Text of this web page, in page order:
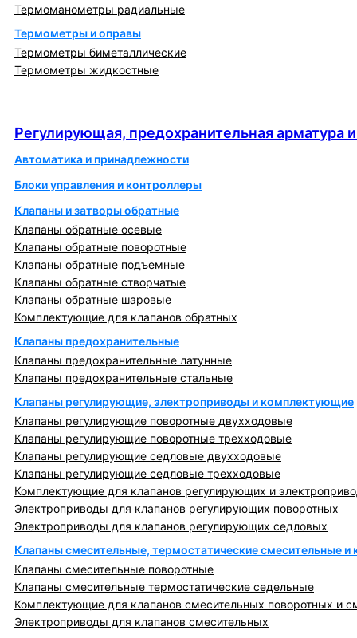
Термоманометры радиальные
Термометры и оправы
Термометры биметаллические
Термометры жидкостные
Регулирующая, предохранительная арматура
Автоматика и принадлежности
Блоки управления и контроллеры
Клапаны и затворы обратные
Клапаны обратные осевые
Клапаны обратные поворотные
Клапаны обратные подъемные
Клапаны обратные створчатые
Клапаны обратные шаровые
Комплектующие для клапанов обратных
Клапаны предохранительные
Клапаны предохранительные латунные
Клапаны предохранительные стальные
Клапаны регулирующие, электроприводы и комплектующие
Клапаны регулирующие поворотные двухходовые
Клапаны регулирующие поворотные трехходовые
Клапаны регулирующие седловые двухходовые
Клапаны регулирующие седловые трехходовые
Комплектующие для клапанов регулирующих и
Электроприводы для клапанов регулирующих поворотных
Электроприводы для клапанов регулирующих седловых
Клапаны смесительные, термостатические смесительные
Клапаны смесительные поворотные
Клапаны смесительные термостатические седельные
Комплектующие для клапанов смесительных поворотных и
Электроприводы для клапанов смесительных